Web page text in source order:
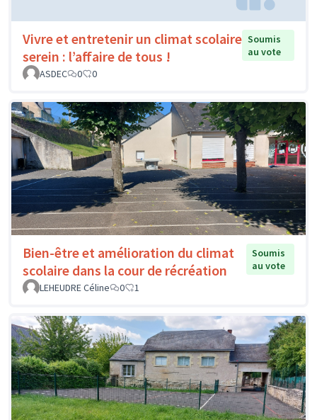
Vivre et entretenir un climat scolaire
serein : l’affaire de tous !
Soumis
au vote
ASDEC
0 0
Bien-être et amélioration du climat
scolaire dans la cour de récréation
Soumis
au vote
LEHEUDRE Céline
0 1